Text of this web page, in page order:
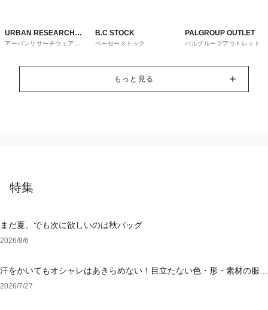
URBAN RESEARCH
ware house
アーバンリサーチウェアハ
B.C STOCK
ベーセーストック
PALGROUP OUTLET
パルグループアウトレット
もっと見る
特集
まだ夏。でも次に欲しいのは秋バッグ
2026/8/6
汗をかいてもオシャレはあきらめない！目立たない色・形・素材の服を
アウトレットで
2026/7/27